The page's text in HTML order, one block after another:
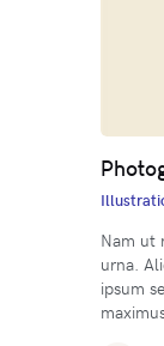
Nam ut
urna.
ipsum